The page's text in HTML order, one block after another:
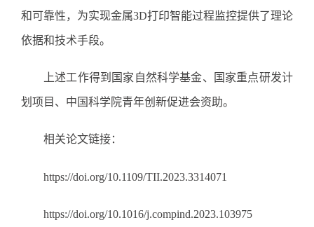
和可靠性，为实现金属3D打印智能过程监控提供了理论
依据和技术手段。
上述工作得到国家自然科学基金、国家重点研发计
划项目、中国科学院青年创新促进会资助。
相关论文链接：
https://doi.org/10.1109/TII.2023.3314071
https://doi.org/10.1016/j.compind.2023.103975